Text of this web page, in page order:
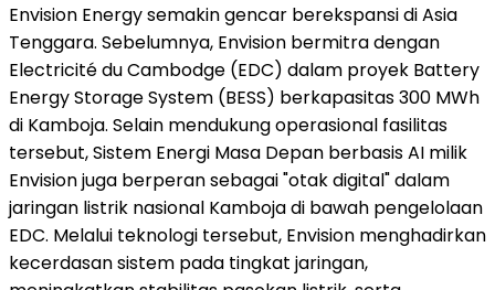
Envision Energy semakin gencar berekspansi di Asia
Tenggara. Sebelumnya, Envision bermitra dengan
Electricité du Cambodge (EDC) dalam proyek Battery
Energy Storage System (BESS) berkapasitas 300 MWh
di Kamboja. Selain mendukung operasional fasilitas
tersebut, Sistem Energi Masa Depan berbasis AI milik
Envision juga berperan sebagai "otak digital" dalam
jaringan listrik nasional Kamboja di bawah pengelolaan
EDC. Melalui teknologi tersebut, Envision menghadirkan
kecerdasan sistem pada tingkat jaringan,